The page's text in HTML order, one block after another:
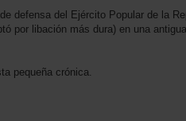
defensa del Ejército Popular de la
por libación más dura) en una
pequeña crónica.